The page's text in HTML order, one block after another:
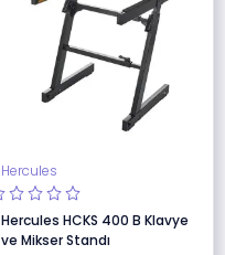
Hercules
Hercules HCKS 400 B Klavye
ve Mikser Standı